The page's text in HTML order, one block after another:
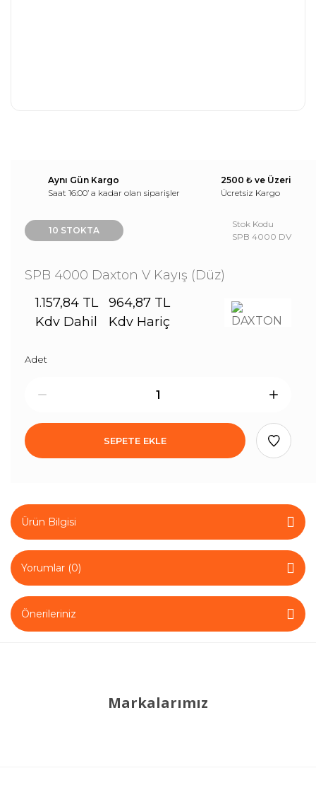
Aynı Gün Kargo
Saat 16:00’ a kadar olan siparişler
2500 ₺ ve Üzeri
Ücretsiz Kargo
10 STOKTA
Stok Kodu
SPB 4000 DV
SPB 4000 Daxton V Kayış (Düz)
1.157,84 TL
Kdv Dahil
964,87 TL
Kdv Hariç
Adet
SEPETE EKLE
Ürün Bilgisi
Yorumlar (0)
Önerileriniz
Markalarımız